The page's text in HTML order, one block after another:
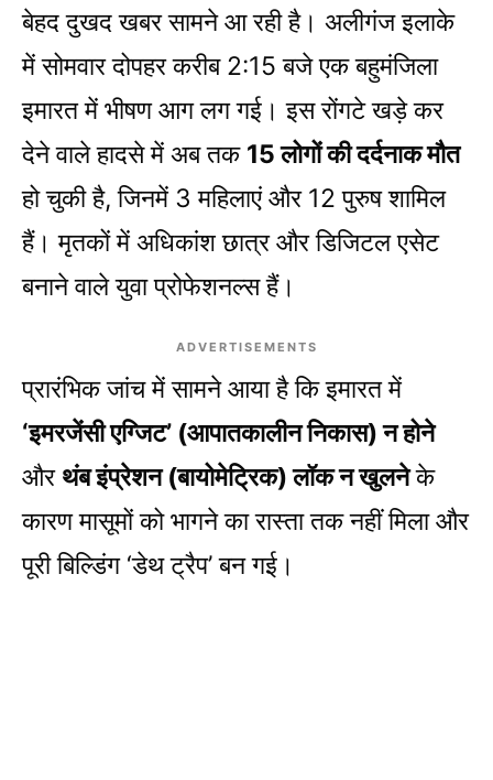
बेहद दुखद खबर सामने आ रही है। अलीगंज इलाके
में सोमवार दोपहर करीब 2:15 बजे एक बहुमंजिला
इमारत में भीषण आग लग गई। इस रोंगटे खड़े कर
देने वाले हादसे में अब तक 15 लोगों की दर्दनाक मौत
हो चुकी है, जिनमें 3 महिलाएं और 12 पुरुष शामिल
हैं। मृतकों में अधिकांश छात्र और डिजिटल एसेट
बनाने वाले युवा प्रोफेशनल्स हैं।
ADVERTISEMENTS
प्रारंभिक जांच में सामने आया है कि इमारत में
‘इमरजेंसी एग्जिट’ (आपातकालीन निकास) न होने
और थंब इंप्रेशन (बायोमेट्रिक) लॉक न खुलनेके
कारण मासूमों को भागने का रास्ता तक नहीं मिला और
पूरी बिल्डिंग ‘डेथ ट्रैप’ बन गई।